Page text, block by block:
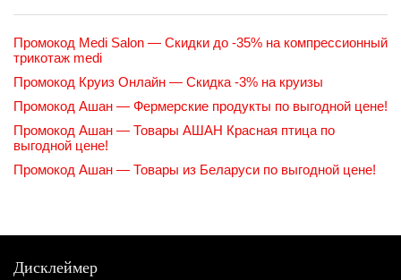
Промокод Medi Salon — Скидки до -35% на компрессионный
трикотаж medi
Промокод Круиз Онлайн — Скидка -3% на круизы
Промокод Ашан — Фермерские продукты по выгодной цене!
Промокод Ашан — Товары АШАН Красная птица по
выгодной цене!
Промокод Ашан — Товары из Беларуси по выгодной цене!
Дисклеймер